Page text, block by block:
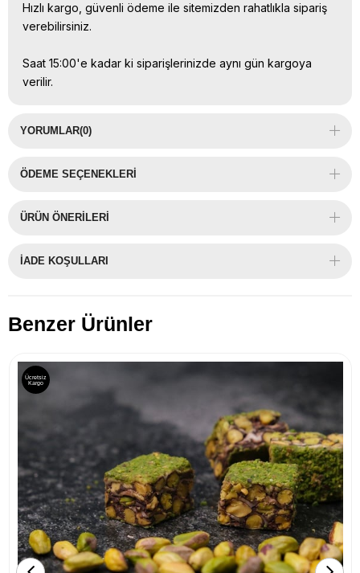
Hızlı kargo, güvenli ödeme ile sitemizden rahatlıkla sipariş
verebilirsiniz.
Saat 15:00'e kadar ki siparişlerinizde aynı gün kargoya
verilir.
YORUMLAR(0)
ÖDEME SEÇENEKLERI
ÜRÜN ÖNERILERI
İADE KOŞULLARI
Benzer Ürünler
Ücretsiz
Kargo